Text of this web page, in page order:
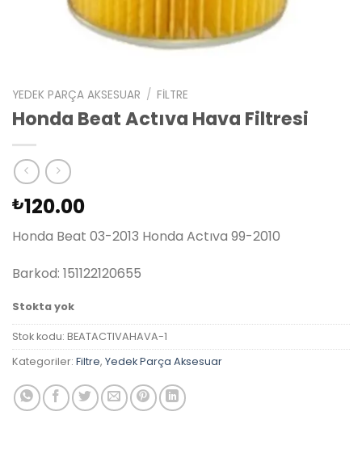
YEDEK PARÇA AKSESUAR / FILTRE
Honda Beat Actıva Hava Filtresi
₺120.00
Honda Beat 03-2013 Honda Actıva 99-2010
Barkod: 151122120655
Stokta yok
Stok kodu: BEATACTIVAHAVA-1
Kategoriler: Filtre, Yedek Parça Aksesuar